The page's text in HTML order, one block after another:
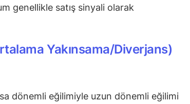
genellikle satış sinyali olarak
Yakınsama/Diverjans)
dönemli eğilimiyle uzun dönemli eğilimi